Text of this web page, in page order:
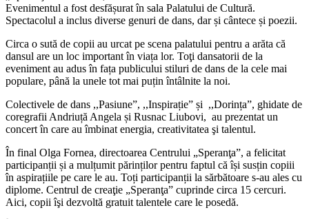
Evenimentul a fost desfășurat în sala Palatului de Cultură.
Spectacolul a inclus diverse genuri de dans, dar și cântece și poezii.
Circa o sută de copii au urcat pe scena palatului pentru a arăta că
dansul are un loc important în viața lor. Toţi dansatorii de la
eveniment au adus în fața publicului stiluri de dans de la cele mai
populare, până la unele tot mai puțin întâlnite la noi.
Colectivele de dans ,,Pasiune”, ,,Inspirație” și ,,Dorința”, ghidate de
coregrafii Andriuță Angela și Rusnac Liubovi, au prezentat un
concert în care au îmbinat energia, creativitatea şi talentul.
În final Olga Fornea, directoarea Centrului „Speranţa”, a felicitat
participanții și a mulțumit părinților pentru faptul că își susțin copiii
în aspirațiile pe care le au. Toți participanții la sărbătoare s-au ales cu
diplome. Centrul de creaţie „Speranţa” cuprinde circa 15 cercuri.
Aici, copii îşi dezvoltă gratuit talentele care le posedă.